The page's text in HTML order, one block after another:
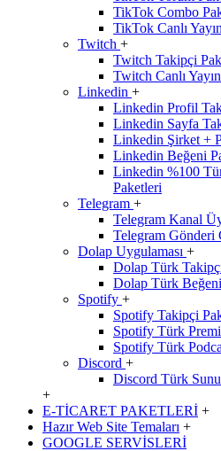
TikTok Combo
TikTok Canlı
Twitch +
Twitch Takipçi
Twitch Canlı
Linkedin +
Linkedin Profil
Linkedin Sayfa
Linkedin Şirket +
Linkedin Beğeni
Linkedin %100
Paketleri
Telegram +
Telegram Kanal
Telegram Gönderi
Dolap Uygulaması +
Dolap Türk
Dolap Türk
Spotify +
Spotify Takipçi
Spotify Türk
Spotify Türk
Discord +
Discord Türk
+
E-TİCARET PAKETLERİ +
Hazır Web Site Temaları +
GOOGLE SERVİSLERİ